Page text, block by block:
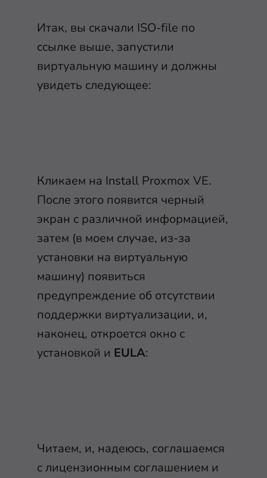
Итак, вы скачали ISO-file по
ссылке выше, запустили
виртуальную машину и должны
увидеть следующее:
Кликаем на Install Proxmox VE.
После этого появится черный
экран с различной информацией,
затем (в моем случае, из-за
установки на виртуальную
машину) появиться
предупреждение об отсутствии
поддержки виртуализации, и,
наконец, откроется окно с
установкой и EULA:
Читаем, и, надеюсь, соглашаемся
с лицензионным соглашением и